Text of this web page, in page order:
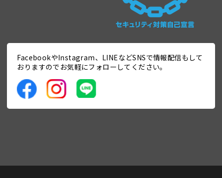
FacebookやInstagram、LINEなどSNSで情報配信もして
おりますのでお気軽にフォローしてください。